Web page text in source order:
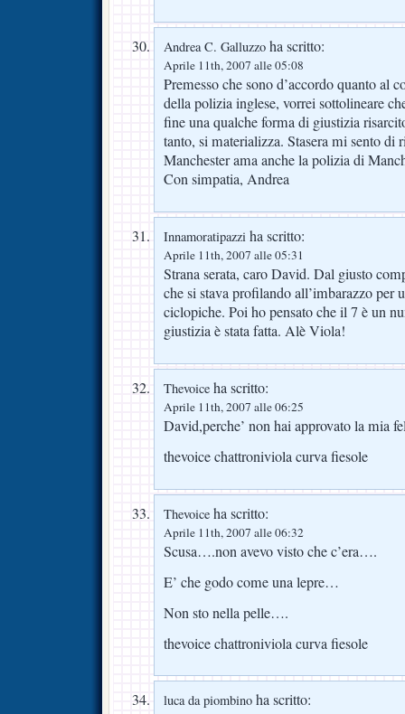
Andrea C. Galluzzo ha scritto:
Aprile 11th, 2007 alle 05:08
Premesso che sono d’accordo quanto al
della polizia inglese, vorrei sottolineare
fine una qualche forma di giustizia
tanto, si materializza. Stasera mi sento di
Manchester ama anche la polizia di
Con simpatia, Andrea
Innamoratipazzi ha scritto:
Aprile 11th, 2007 alle 05:31
Strana serata, caro David. Dal giusto
che si stava profilando all’imbarazzo per
ciclopiche. Poi ho pensato che il 7 è un
giustizia è stata fatta. Alè Viola!
Thevoice ha scritto:
Aprile 11th, 2007 alle 06:25
David,perche’ non hai approvato la mia
thevoice chattroniviola curva fiesole
Thevoice ha scritto:
Aprile 11th, 2007 alle 06:32
Scusa….non avevo visto che c’era….
E’ che godo come una lepre…
Non sto nella pelle….
thevoice chattroniviola curva fiesole
luca da piombino ha scritto: